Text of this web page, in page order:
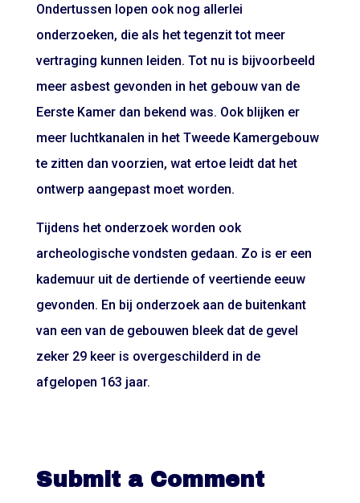
Ondertussen lopen ook nog allerlei
onderzoeken, die als het tegenzit tot meer
vertraging kunnen leiden. Tot nu is bijvoorbeeld
meer asbest gevonden in het gebouw van de
Eerste Kamer dan bekend was. Ook blijken er
meer luchtkanalen in het Tweede Kamergebouw
te zitten dan voorzien, wat ertoe leidt dat het
ontwerp aangepast moet worden.
Tijdens het onderzoek worden ook
archeologische vondsten gedaan. Zo is er een
kademuur uit de dertiende of veertiende eeuw
gevonden. En bij onderzoek aan de buitenkant
van een van de gebouwen bleek dat de gevel
zeker 29 keer is overgeschilderd in de
afgelopen 163 jaar.
Submit a Comment